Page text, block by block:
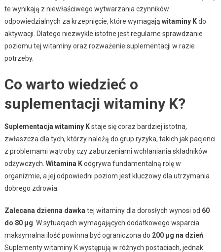
te wynikają z niewłaściwego wytwarzania czynników
odpowiedzialnych za krzepnięcie, które wymagają witaminy Kdo
aktywacji. Dlatego niezwykle istotne jest regularne sprawdzanie
poziomu tej witaminy oraz rozważenie suplementacji w razie
potrzeby.
Co warto wiedzieć o
suplementacji witaminy K?
Suplementacja witaminy Kstaje się coraz bardziej istotna,
zwłaszcza dla tych, którzy należą do grup ryzyka, takich jak pacjenci
z problemami wątroby czy zaburzeniami wchłaniania składników
odżywczych. Witamina Kodgrywa fundamentalną rolę w
organizmie, a jej odpowiedni poziom jest kluczowy dla utrzymania
dobrego zdrowia.
Zalecana dzienna dawka tej witaminy dla dorosłych wynosi od 60
do 80 μg . W sytuacjach wymagających dodatkowego wsparcia
maksymalna ilość powinna być ograniczona do 200 μg na dzień
Suplementy witaminy K występują w różnych postaciach, jednak